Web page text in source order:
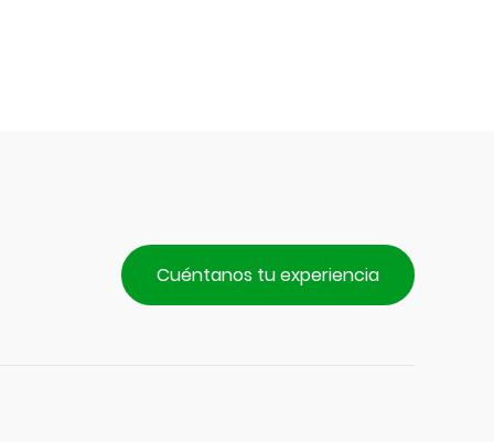
Cuéntanos tu experiencia